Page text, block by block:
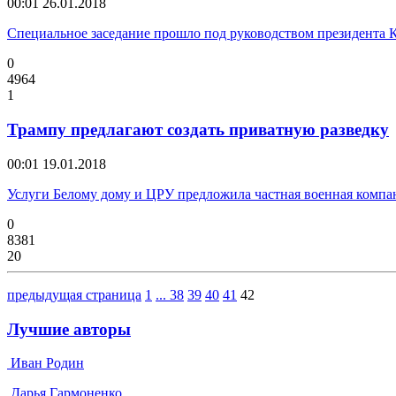
00:01 26.01.2018
Специальное заседание прошло под руководством президента
0
4964
1
Трампу предлагают создать приватную разведку
00:01 19.01.2018
Услуги Белому дому и ЦРУ предложила частная военная
0
8381
20
предыдущая страница 1 ... 38 39 40 41 42
Лучшие авторы
Иван Родин